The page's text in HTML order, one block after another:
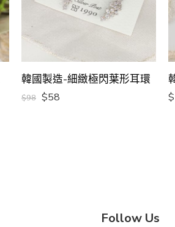
韓國製造-細緻極閃葉形耳環
$98 $58 $
Follow Us